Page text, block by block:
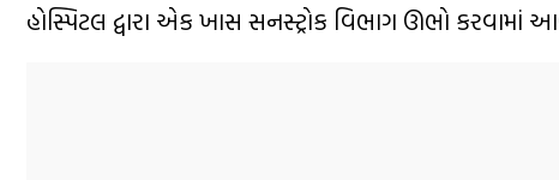
હોસ્પિટલ દ્વારા એક ખાસ સનસ્ટ્રોક વિભાગ ઊભો